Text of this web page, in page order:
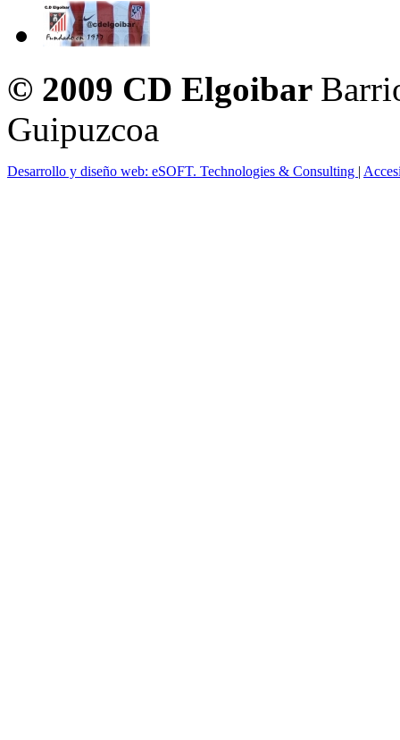
© 2009 CD Elgoibar
Guipuzcoa
Desarrollo y diseño web: eSOFT. Technologies & Consulting |